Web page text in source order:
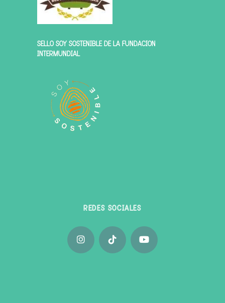
SELLO SOY SOSTENIBLE DE LA FUNDACIÓN
INTERMUNDIAL
REDES SOCIALES